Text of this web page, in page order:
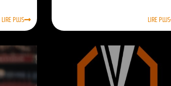
LIRE PLUS LIRE PLUS